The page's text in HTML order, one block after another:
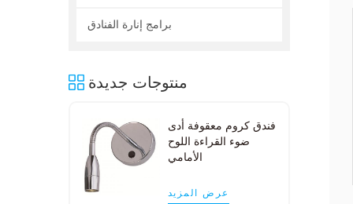
برامج إنارة الفنادق
منتوجات جديدة
فندق كروم معقوفة أدى
ضوء القراءة اللوح
الأمامي
عرض المزيد